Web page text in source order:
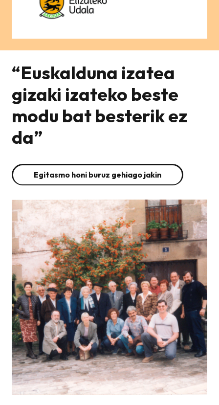
“Euskalduna izatea
gizaki izateko beste
modu bat besterik ez
da”
Egitasmo honi buruz gehiago jakin